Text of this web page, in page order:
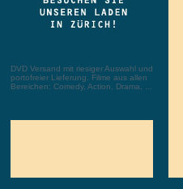
DVD Versand mit riesiger Auswahl und
portofreier Lieferung. Filme aus allen
Bereichen: Comedy, Action, Drama, ...